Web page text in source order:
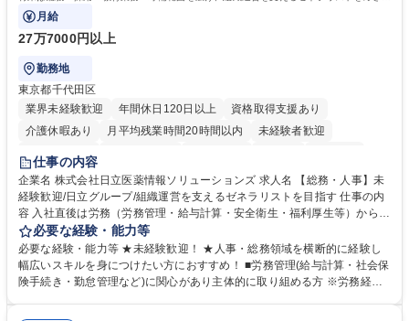
ます。
月給
27万7000円以上
勤務地
東京都千代田区
業界未経験歓迎
年間休日120日以上
資格取得支援あり
介護休暇あり
月平均残業時間20時間以内
未経験者歓迎
住宅手当あり
育休あり
完全週休2日制 交通費支給 土日祝休み 寮・社宅あり
仕事の内容
企業名 株式会社日立医薬情報ソリューションズ 求人名 【総務・人事】未
経験歓迎/日立グループ/組織運営を支えるゼネラリストを目指す 仕事の内
容 入社直後は労務（労務管理・給与計算・安全衛生・福利厚生等）からお
任せいたします。将来は総務・採用・教育業務へ守備範囲を広げ、組織運
営を支えるゼネラリストをめざせます。 ・初期業務：労働時間管理、給与
計算、社会保険対応、福利厚生管理、安全衛生、健康経営推進等をお任せ
します。ご経験に応じて、休職者管理など、幅広く経験を積んでいただき
必要な経験・能力等
必要な経験・能力等 ★未経験歓迎！ ★人事・総務領域を横断的に経験し
幅広いスキルを身につけたい方におすすめ！ ■労務管理(給与計算・社会保
険手続き・勤怠管理など)に関心があり主体的に取り組める方 ※労務経験